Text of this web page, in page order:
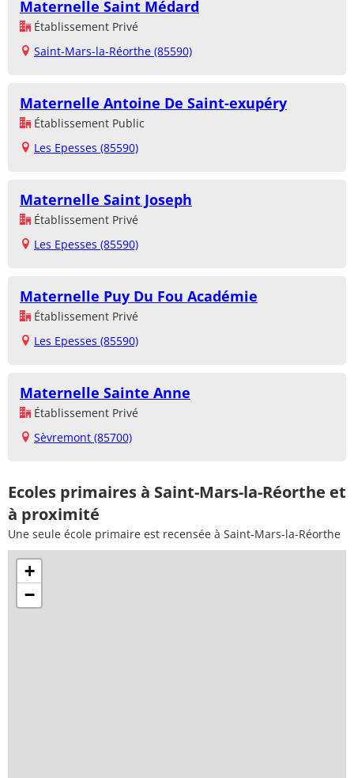
Maternelle Saint Médard
Établissement Privé
Saint-Mars-la-Réorthe (85590)
Maternelle Antoine De Saint-exupéry
Établissement Public
Les Epesses (85590)
Maternelle Saint Joseph
Établissement Privé
Les Epesses (85590)
Maternelle Puy Du Fou Académie
Établissement Privé
Les Epesses (85590)
Maternelle Sainte Anne
Établissement Privé
Sèvremont (85700)
Ecoles primaires à Saint-Mars-la-Réorthe et
à proximité
Une seule école primaire est recensée à Saint-Mars-la-Réorthe
+
−